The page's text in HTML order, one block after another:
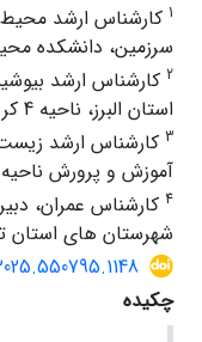
1 کارشناس ارشد
سرزمین، دانشکده
2 کارشناس ارشد
استان البرز، ناحیه 4 کرج، ایران.
3 کارشناس ارشد
آموزش و پرورش ناحیه 4 کرج، ایران.
4 کارشناس عمران،
شهرستان های استان
چکیده